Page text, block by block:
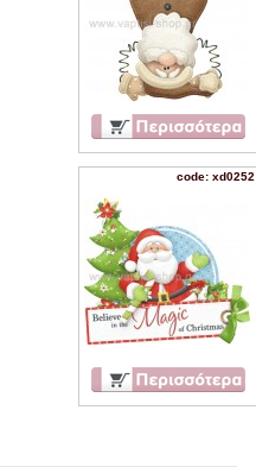
code: xd0252